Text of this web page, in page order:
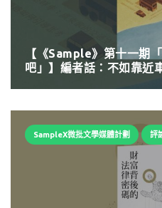
【《Sample》第十一期
吧」】編者話：不如靠近
SampleX微批文學媒體計劃 評